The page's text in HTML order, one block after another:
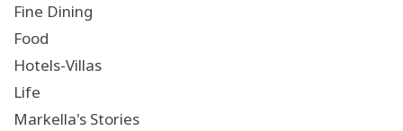
Fine Dining
Food
Hotels-Villas
Life
Markella's Stories